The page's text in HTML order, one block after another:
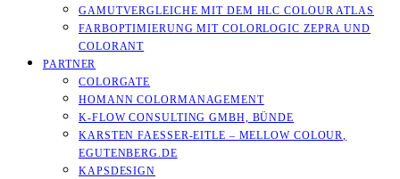
GAMUTVERGLEICHE MIT DEM HLC COLOUR ATLAS
FARBOPTIMIERUNG MIT COLORLOGIC ZEPRA UND
COLORANT
PARTNER
COLORGATE
HOMANN COLORMANAGEMENT
K-FLOW CONSULTING GMBH, BÜNDE
KARSTEN FAESSER-EITLE – MELLOW COLOUR, E
GUTENBERG.DE
KAPSDESIGN